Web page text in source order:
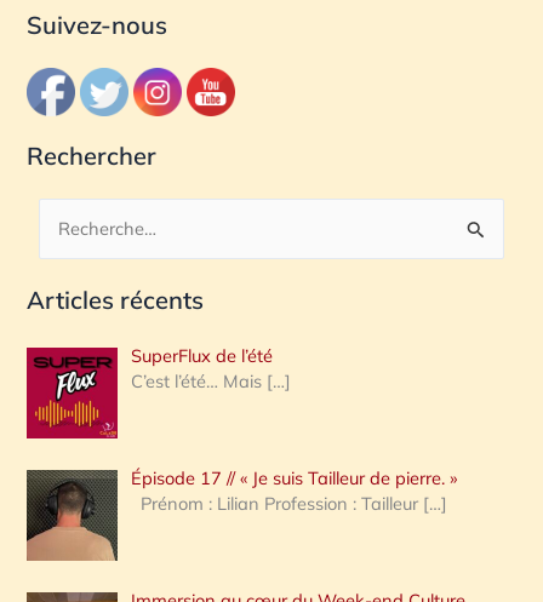
Suivez-nous
Rechercher
c
e
r
c
h
e
Articles récents
SuperFlux de l’été
C’est l’été… Mais […]
Épisode 17 // « Je suis Tailleur de pierre. »
Prénom : Lilian Profession : Tailleur […]